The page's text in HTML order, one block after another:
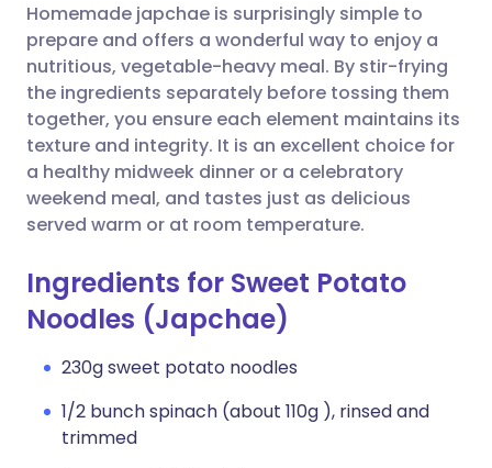
Partager via WhatsApp
Copier le lien
🇸🇦 عربي 🇸🇪 Svenska
Homemade japchae is surprisingly simple to
prepare and offers a wonderful way to enjoy a
nutritious, vegetable-heavy meal. By stir-frying
the ingredients separately before tossing them
together, you ensure each element maintains its
texture and integrity. It is an excellent choice for
a healthy midweek dinner or a celebratory
weekend meal, and tastes just as delicious
served warm or at room temperature.
Ingredients for Sweet Potato
Noodles (Japchae)
230g sweet potato noodles
1/2 bunch spinach (about 110g ), rinsed and
trimmed